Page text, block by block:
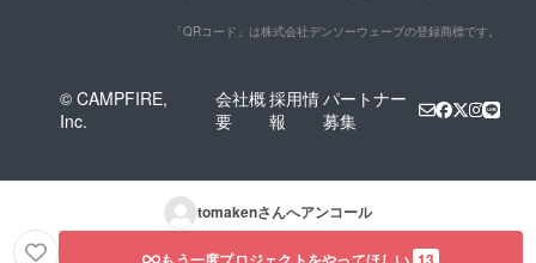
「QRコード」は株式会社デンソーウェーブの登録商標です。
© CAMPFIRE,
Inc.
会社概
要
採用情
報
パートナー
募集
tomakenさんへアンコール